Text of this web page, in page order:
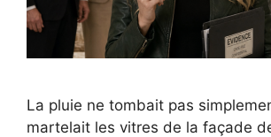
La pluie ne tombait pas
martelait les vitres de la façade